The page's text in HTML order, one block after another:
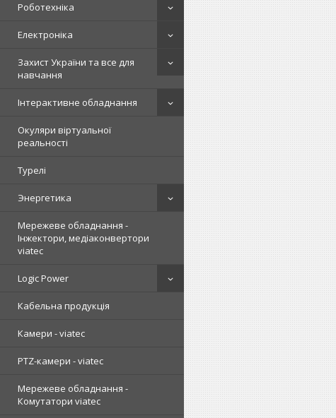
Роботехніка
Електроніка
Захист України та все для
навчання
Інтерактивне обладнання
Окуляри віртуальної
реальності
Турелі
Энергетика
Мережеве обладнання -
Інжектори, медіаконвертори
viatec
Logic Power
Кабельна продукція
Камери - viatec
PTZ-камери - viatec
Мережеве обладнання -
Комутатори viatec